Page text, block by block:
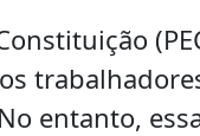
entanto,